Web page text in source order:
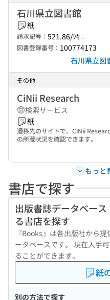
石川県立図書館
紙
請求記号： 521.86/ｼｷ ﾆ
図書登録番号： 100774173
石川県立図
その他
CiNii Research
検索サービス
紙
遷移先のサイトで、CiNii
の所蔵状況を確認できます。
もっと
書店で探す
出版書誌データベース
る書店を探す
『Books』は各出版社から
ータベースです。 現在入手
ることができます。
紙
別の方法で探す